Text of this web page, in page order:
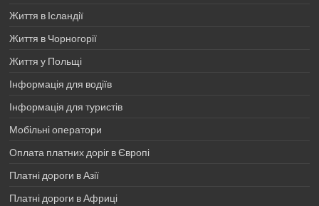
Життя в Ісландії
Життя в Чорногорії
Життя у Польщі
Інформація для водіїв
Інформація для туристів
Мобільні оператори
Оплата платних доріг в Європі
Платні дороги в Азії
Платні дороги в Африці